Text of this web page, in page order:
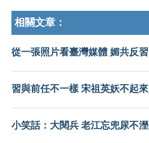
相關文章：
從一張照片看臺灣媒體 媚共反習
習與前任不一樣 宋祖英妖不起來
小笑話：大閱兵 老江忘兜尿不溼